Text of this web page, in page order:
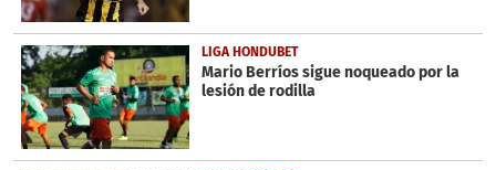
LIGA HONDUBET
Mario Berríos sigue noqueado por la
lesión de rodilla